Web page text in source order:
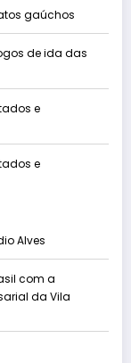
gaúchos
de ida das
e
e
Alves
com a
da Vila